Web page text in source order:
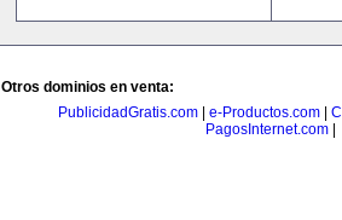
Otros dominios en venta:
PublicidadGratis.com
e-Productos.com
PagosInternet.com